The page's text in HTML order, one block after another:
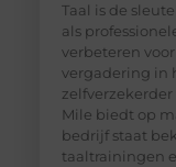
Taal is de
als
verbeteren
vergadering in
Mile biedt op
bedrijf staat
taaltrainingen